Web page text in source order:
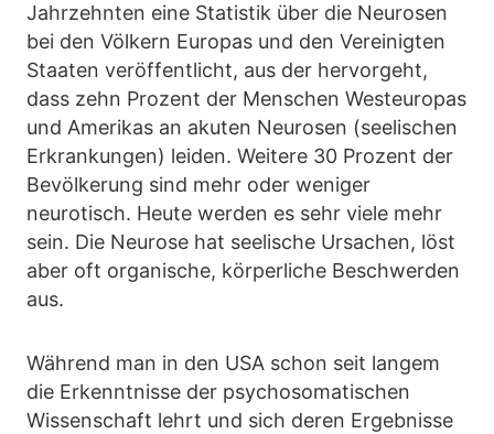
Jahrzehnten eine Statistik über die Neurosen
bei den Völkern Europas und den Vereinigten
Staaten veröffentlicht, aus der hervorgeht,
dass zehn Prozent der Menschen Westeuropas
und Amerikas an akuten Neurosen (seelischen
Erkrankungen) leiden. Weitere 30 Prozent der
Bevölkerung sind mehr oder weniger
neurotisch. Heute werden es sehr viele mehr
sein. Die Neurose hat seelische Ursachen, löst
aber oft organische, körperliche Beschwerden
aus.
Während man in den USA schon seit langem
die Erkenntnisse der psychosomatischen
Wissenschaft lehrt und sich deren Ergebnisse